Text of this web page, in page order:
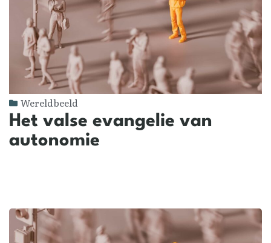
Wereldbeeld
Het valse evangelie van
autonomie